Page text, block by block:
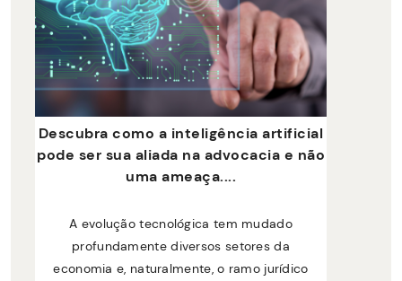
Descubra como a inteligência artificial
pode ser sua aliada na advocacia e não
uma ameaça....
A evolução tecnológica tem mudado
profundamente diversos setores da
economia e, naturalmente, o ramo jurídico